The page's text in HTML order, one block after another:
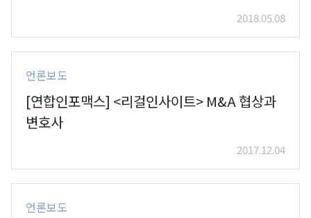
2018.05.08
언론보도
[연합인포맥스] <리걸인사이트> M&A 협상과
변호사
2017.12.04
언론보도